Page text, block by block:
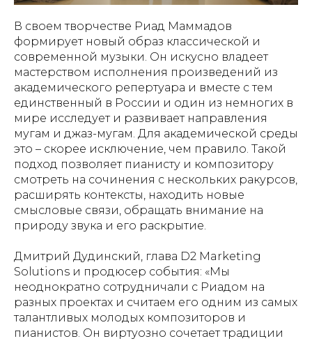
В своем творчестве Риад Маммадов
формирует новый образ классической и
современной музыки. Он искусно владеет
мастерством исполнения произведений из
академического репертуара и вместе с тем
единственный в России и один из немногих в
мире исследует и развивает направления
мугам и джаз-мугам. Для академической среды
это – скорее исключение, чем правило. Такой
подход позволяет пианисту и композитору
смотреть на сочинения с нескольких ракурсов,
расширять контексты, находить новые
смысловые связи, обращать внимание на
природу звука и его раскрытие.
Дмитрий Дудинский, глава D2 Marketing
Solutions и продюсер события: «Мы
неоднократно сотрудничали с Риадом на
разных проектах и считаем его одним из самых
талантливых молодых композиторов и
пианистов. Он виртуозно сочетает традиции